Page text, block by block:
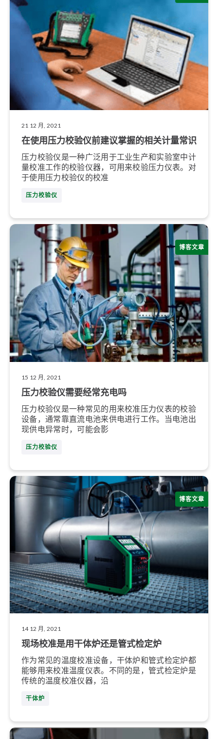
21 12 月, 2021
在使用压力校验仪前建议掌握的相关计量常识
压力校验仪是一种广泛用于工业生产和实验室中计
量校准工作的校验仪器，可用来校验压力仪表。对
于使用压力校验仪的校准
压力校验仪
博客文章
15 12 月, 2021
压力校验仪需要经常充电吗
压力校验仪是一种常见的用来校准压力仪表的校验
设备，通常靠直流电池来供电进行工作。当电池出
现供电异常时，可能会影
压力校验仪
博客文章
14 12 月, 2021
现场校准是用干体炉还是管式检定炉
作为常见的温度校准设备，干体炉和管式检定炉都
能够用来校准温度仪表。不同的是，管式检定炉是
传统的温度校准仪器，沿
干体炉